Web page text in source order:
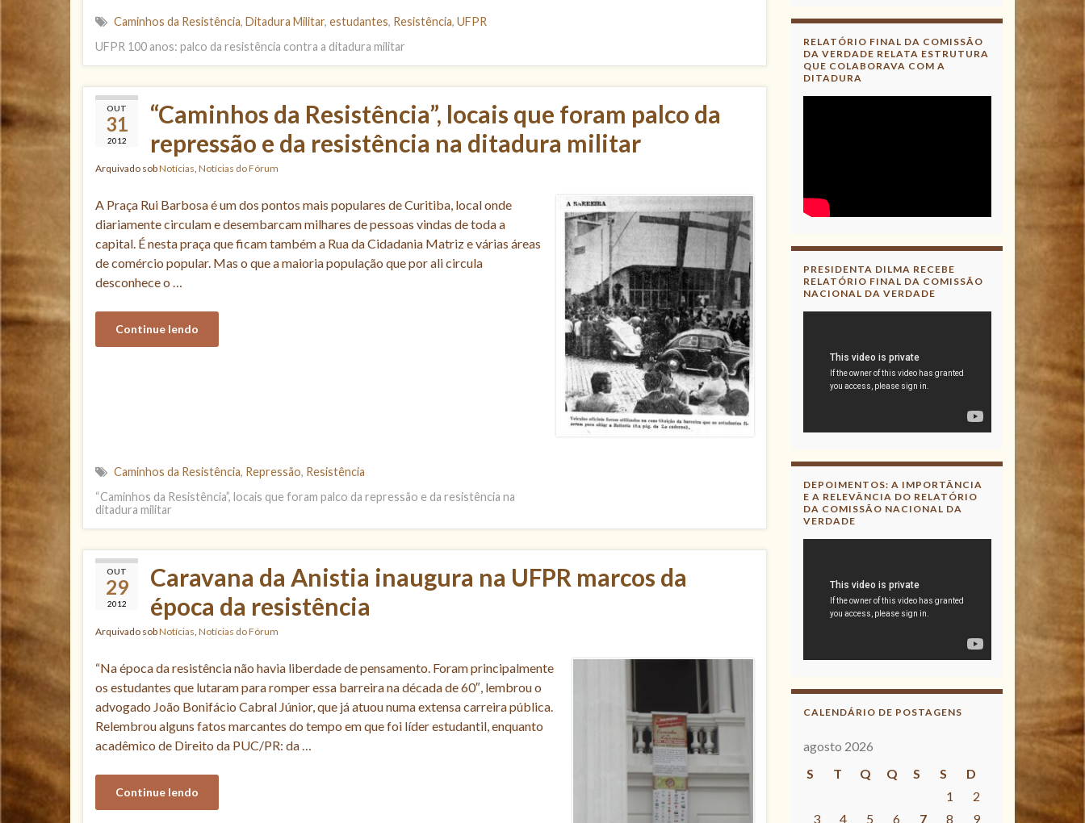
Caminhos da Resistência, Ditadura Militar, estudantes, Resistência, UFPR
UFPR 100 anos: palco da resistência contra a ditadura militar
OUT
31
2012
“Caminhos da Resistência”, locais que foram palco da
repressão e da resistência na ditadura militar
Arquivado sobNotícias Notícias do Fórum
A Praça Rui Barbosa é um dos pontos mais populares de Curitiba, local onde
diariamente circulam e desembarcam milhares de pessoas vindas de toda a
capital. É nesta praça que ficam também a Rua da Cidadania Matriz e várias áreas
de comércio popular. Mas o que a maioria população que por ali circula
desconhece o …
Continue lendo
Caminhos da Resistência, Repressão, Resistência
“Caminhos da Resistência”, locais que foram palco da repressão e da resistência na
ditadura militar
OUT
29
2012
Caravana da Anistia inaugura na UFPR marcos da
época da resistência
Arquivado sobNotícias, Notícias do Fórum
“Na época da resistência não havia liberdade de pensamento. Foram principalmente
os estudantes que lutaram para romper essa barreira na década de 60″, lembrou o
advogado João Bonifácio Cabral Júnior, que já atuou numa extensa carreira pública.
Relembrou alguns fatos marcantes do tempo em que foi líder estudantil, enquanto
acadêmico de Direito da PUC/PR: da …
Continue lendo
RELATÓRIO FINAL DA COMISSÃO
DA VERDADE RELATA ESTRUTURA
QUE COLABORAVA COM A
DITADURA
PRESIDENTA DILMA RECEBE
RELATÓRIO FINAL DA COMISSÃO
NACIONAL DA VERDADE
DEPOIMENTOS: A IMPORTÂNCIA
E A RELEVÂNCIA DO RELATÓRIO
DA COMISSÃO NACIONAL DA
VERDADE
CALENDÁRIO DE POSTAGENS
agosto 2026
S
T Q Q S S
D
1
2
3
4 5 6 7 8
9